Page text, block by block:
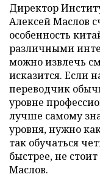
Директор
Алексей Маслов
особенность
различными
можно извлечь
исказится. Если
переводчик
уровне
лучше самому
уровня, нужно
так обучаться
быстрее, не
Маслов.